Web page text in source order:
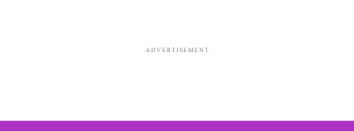
ADVERTISEMENT